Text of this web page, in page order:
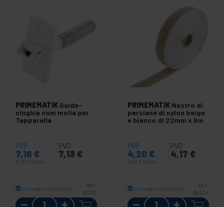
PRIMEMATIK Guida-
cinghia com molla per
Tapparella
PVP
7,16 €
7,16 € IVA inc.
PVD
7,13 €
Consegna immediata
REF:
BS222
Quantità
PRIMEMATIK Nastro di
persiane di nylon beige
e bianco di 22mm x 6m
PVP
4,20 €
4,20 € IVA inc.
PVD
4,17 €
Consegna immediata
REF:
BS204
Quantità